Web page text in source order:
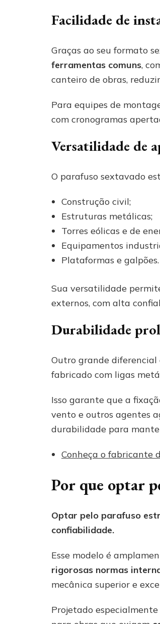
Facilidade de
Graças ao seu formato
ferramentas comuns,
canteiro de obras,
Para equipes de
com cronogramas
Versatilidade de
O parafuso sextavado
Construção civil;
Estruturas metálicas;
Torres eólicas e de
Equipamentos
Plataformas e galpões.
Sua versatilidade
externos, com alta
Durabilidade
Outro grande diferencial
fabricado com ligas
Isso garante que a
vento e outros agentes
durabilidade para
Conheça o fabricante
Por que optar
Optar pelo parafuso
confiabilidade.
Esse modelo é
rigorosas normas
mecânica superior e
Projetado